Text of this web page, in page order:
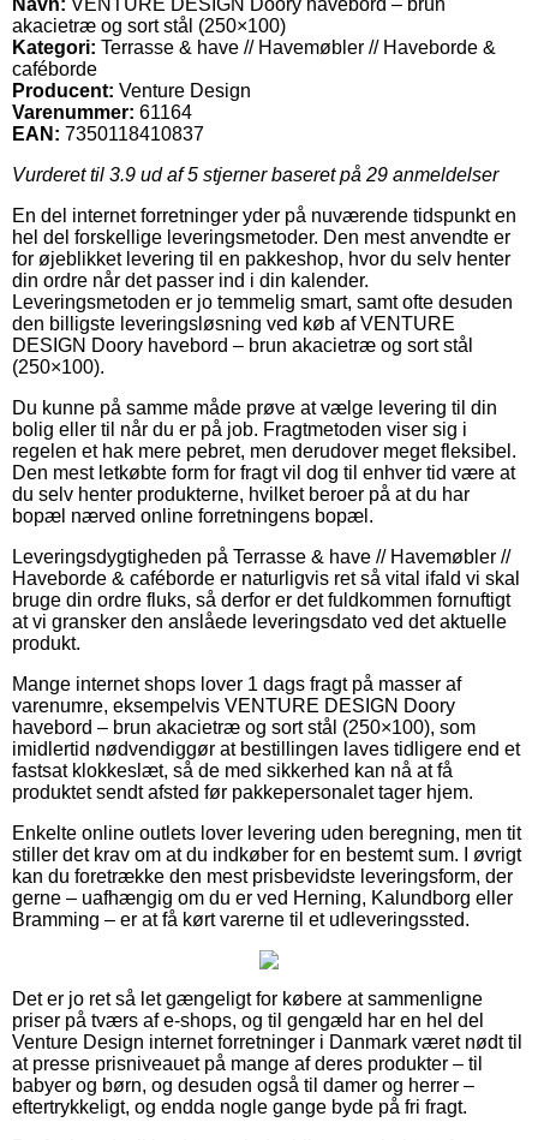
akacietræ og sort stål (250×100)
Kategori: Terrasse & have // Havemøbler // Haveborde &
caféborde
Producent: Venture Design
Varenummer: 61164
EAN: 7350118410837
Vurderet til 3.9 ud af 5 stjerner baseret på 29 anmeldelser
En del internet forretninger yder på nuværende tidspunkt en
hel del forskellige leveringsmetoder. Den mest anvendte er
for øjeblikket levering til en pakkeshop, hvor du selv henter
din ordre når det passer ind i din kalender.
Leveringsmetoden er jo temmelig smart, samt ofte desuden
den billigste leveringsløsning ved køb af VENTURE
DESIGN Doory havebord – brun akacietræ og sort stål
(250×100).
Du kunne på samme måde prøve at vælge levering til din
bolig eller til når du er på job. Fragtmetoden viser sig i
regelen et hak mere pebret, men derudover meget fleksibel.
Den mest letkøbte form for fragt vil dog til enhver tid være at
du selv henter produkterne, hvilket beroer på at du har
bopæl nærved online forretningens bopæl.
Leveringsdygtigheden på Terrasse & have // Havemøbler //
Haveborde & caféborde er naturligvis ret så vital ifald vi skal
bruge din ordre fluks, så derfor er det fuldkommen fornuftigt
at vi gransker den anslåede leveringsdato ved det aktuelle
produkt.
Mange internet shops lover 1 dags fragt på masser af
varenumre, eksempelvis VENTURE DESIGN Doory
havebord – brun akacietræ og sort stål (250×100), som
imidlertid nødvendiggør at bestillingen laves tidligere end et
fastsat klokkeslæt, så de med sikkerhed kan nå at få
produktet sendt afsted før pakkepersonalet tager hjem.
Enkelte online outlets lover levering uden beregning, men tit
stiller det krav om at du indkøber for en bestemt sum. I øvrigt
kan du foretrække den mest prisbevidste leveringsform, der
gerne – uafhængig om du er ved Herning, Kalundborg eller
Bramming – er at få kørt varerne til et udleveringssted.
Det er jo ret så let gængeligt for købere at sammenligne
priser på tværs af e-shops, og til gengæld har en hel del
Venture Design internet forretninger i Danmark været nødt til
at presse prisniveauet på mange af deres produkter – til
babyer og børn, og desuden også til damer og herrer –
eftertrykkeligt, og endda nogle gange byde på fri fragt.